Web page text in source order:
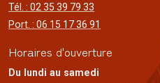
Tél. : 02 35 39 79 33
Port. : 06 15 17 36 91
Horaires d'ouverture
Du lundi au samedi